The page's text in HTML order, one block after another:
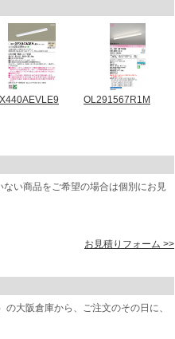
OL291567R1M
い商品をご希望の場合は個別にお見
お見積りフォーム >>
大阪倉庫から、ご注文のその日に、